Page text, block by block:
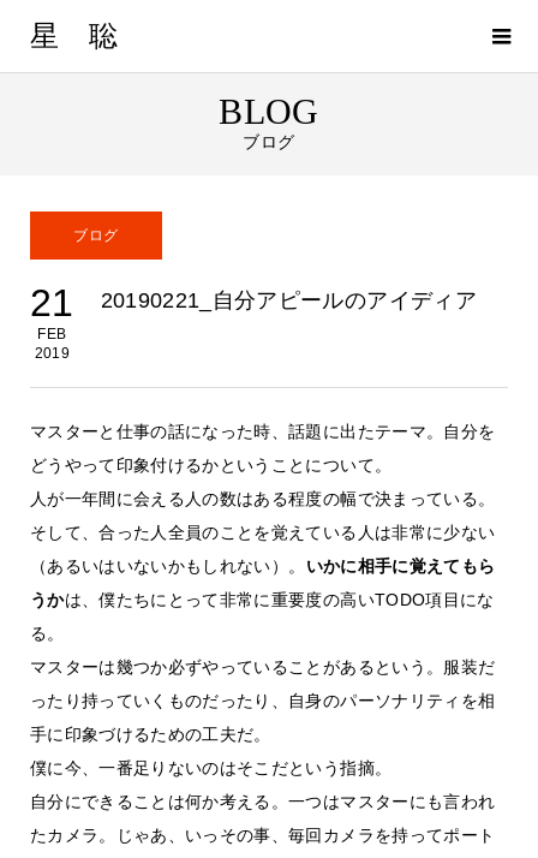
星 聡
BLOG
ブログ
ブログ
21
FEB
2019
20190221_自分アピールのアイディア
マスターと仕事の話になった時、話題に出たテーマ。自分を
どうやって印象付けるかということについて。
人が一年間に会える人の数はある程度の幅で決まっている。
そして、合った人全員のことを覚えている人は非常に少ない
（あるいはいないかもしれない）。 いかに相手に覚えてもら
うかは、僕たちにとって非常に重要度の高いTODO項目にな
る。
マスターは幾つか必ずやっていることがあるという。服装だ
ったり持っていくものだったり、自身のパーソナリティを相
手に印象づけるための工夫だ。
僕に今、一番足りないのはそこだという指摘。
自分にできることは何か考える。一つはマスターにも言われ
たカメラ。じゃあ、いっその事、毎回カメラを持ってポート